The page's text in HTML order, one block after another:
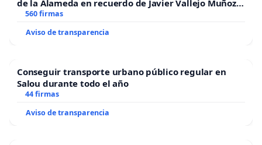
de la Alameda en recuerdo de Javier Vallejo Muñoz
“Mazinger”
560 firmas
Aviso de transparencia
Conseguir transporte urbano público regular en
Salou durante todo el año
44 firmas
Aviso de transparencia